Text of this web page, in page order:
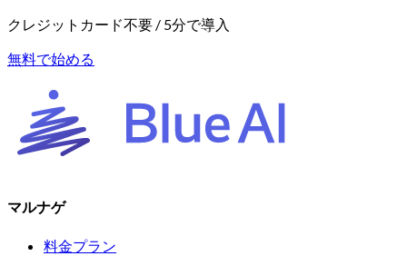
クレジットカード不要 / 5分で導入
無料で始める
マルナゲ
料金プラン